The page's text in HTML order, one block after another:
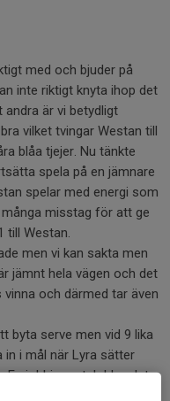
med och bjuder på
inte riktigt knyta ihop det
är vi betydligt
vilket tvingar Westan till
blåa tjejer. Nu tänkte
spela på en jämnare
spelar med energi som
misstag för att ge
till Westan.
men vi kan sakta men
jämnt hela vägen och det
och därmed tar även
byta serve men vid 9 lika
in i mål när Lyra sätter
jobbig match blev det,
sina spår både